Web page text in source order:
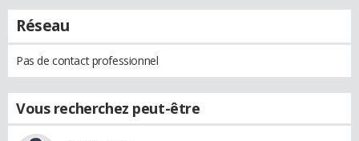
Réseau
Pas de contact professionnel
Vous recherchez peut-être